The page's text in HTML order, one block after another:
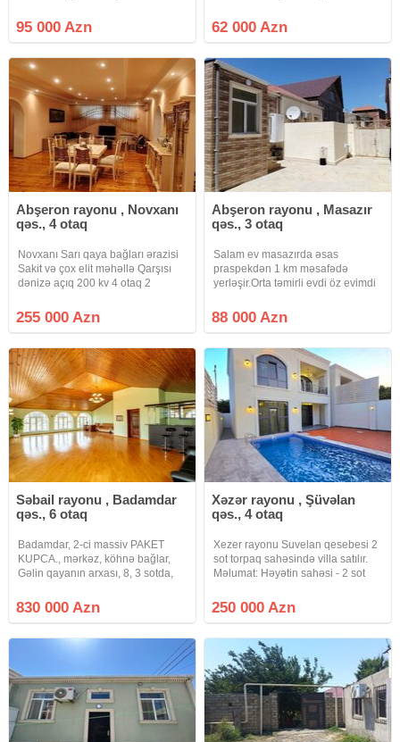
baxımından çox əlverişli
ərazidədir. Yaxınlıqda məktəb,
yerləşir.
95 000 Azn
sənədidir (2000-ci il) Kommunal
xətlər mövcuddur: İşıq və qaz
62 000 Azn
Abşeron rayonu , Novxanı
qəs., 4 otaq
Novxanı Sarı qaya bağları ərazisi
Sakit və çox elit məhəllə Qarşısı
dənizə açıq 200 kv 4 otaq 2
işıq, su Kupca (Çıxarış) Şirkət
xidmət haqqı Alıcılar tərəfindən 1%
255 000 Azn
Abşeron rayonu , Masazır
qəs., 3 otaq
Salam ev masazırda əsas
praspekdən 1 km məsafədə
yerləşir.Orta təmirli evdi öz evimdi
həyət tametdi həyətdə 1.5 ton su
çəni kupçası var paket kupçadı
88 000 Azn
Səbail rayonu , Badamdar
qəs., 6 otaq
Badamdar, 2-ci massiv PAKET
KUPCA., mərkəz, köhnə bağlar,
Gəlin qayanın arxası, 8, 3 sotda,
100m2 zal, 30m2 xoll, 4
san.qovşağı, ayrıca qarderob
830 000 Azn
Xəzər rayonu , Şüvəlan
qəs., 4 otaq
Xezer rayonu Suvelan qesebesi 2
sot torpaq sahəsində villa satılır.
Məlumat: Həyətin sahəsi - 2 sot
■ Zal Mətbəx Sanitar qovşaq - 2+1
Həyətində Hovuz, sanuzeli ,
250 000 Azn